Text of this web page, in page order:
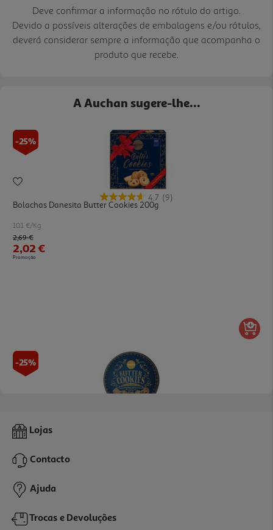
Deve confirmar a informação no rótulo do artigo.
Devido a possíveis alterações de embalagens e/ou rótulos,
deverá considerar sempre a informação que acompanha o
produto que recebe.
A Auchan sugere-lhe...
-25%
4.7 (9)
Bolachas Danesita Butter Cookies 200g
10.1 €/Kg
Price reduced from
2,69 €to
2,02 €
Promoção
-25%
Bolachas Danesita Lata Butter Cookies 340g
Price reduced from
5,39 €to
4,04 €
Lojas
Contacto
Ajuda
Trocas e Devoluções